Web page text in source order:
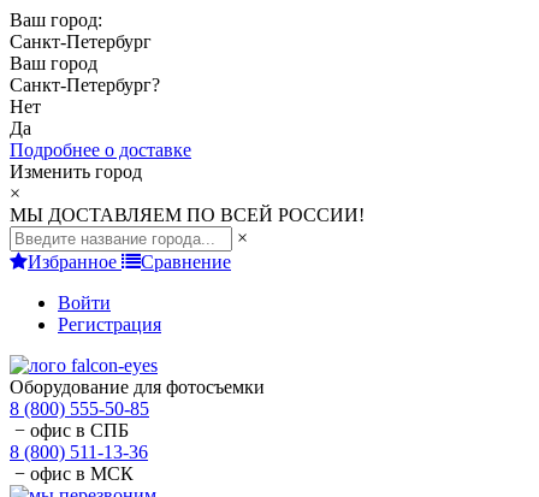
Ваш город:
Санкт-Петербург
Ваш город
Санкт-Петербург?
Нет
Да
Подробнее о доставке
Изменить город
×
МЫ ДОСТАВЛЯЕМ ПО ВСЕЙ РОССИИ!
×
Избранное
Сравнение
Войти
Регистрация
Оборудование для фотосъемки
8 (800) 555-50-85
− офис в СПБ
8 (800) 511-13-36
− офис в МСК